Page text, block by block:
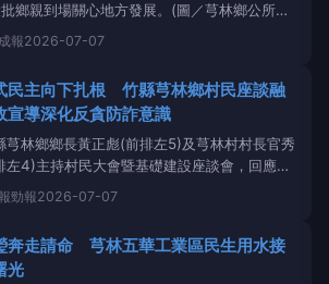
鄉親到場關心地方發展。(圖／芎林鄉公所政
) 【大成報記者羅林/新竹報導】為落實審議
、深化行政透明並強化基層溝通，
民大會暨基礎建設座談會。芎林鄉公所期盼透
報2026-07-07
民主向下扎根 竹縣芎林鄉村民座談融
宣導深化反貪防詐意識
林鄉鄉長黃正彪(前排左5)及芎林村村長官秀
左4)主持村民大會暨基礎建設座談會，回應鄉
，凝聚地方共識。(圖／芎林鄉公所政風室提
報記者羅蔚舟/新竹報導】為落實審議式民
115年6月27日及7月4日舉辦上山村與芎林村
勁報2026-07-07
奔走請命 芎林五華工業區民生用水接
光